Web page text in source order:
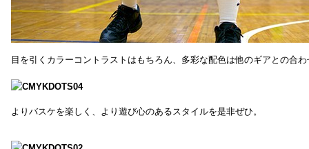
目を引くカラーコントラストはもちろん、多彩な配色は他のギアとの合
よりバスケを楽しく、より遊び心のあるスタイルを是非ぜひ。